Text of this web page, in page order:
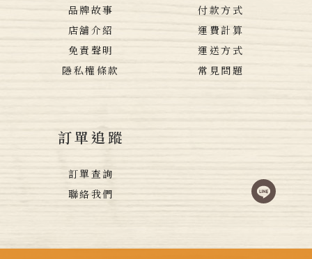
品牌故事
店舖介紹
免責聲明
隱私權條款
付款方式
運費計算
運送方式
常見問題
訂單追蹤
訂單查詢
聯絡我們